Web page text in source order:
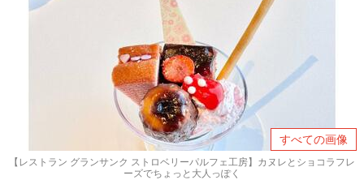
すべての画像
【レストラン グランサンク ストロベリーパルフェ工房】カヌレとショコラフレ
ーズでちょっと大人っぽく